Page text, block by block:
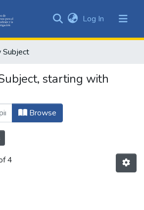
&
All of DSpace
Log In (current)
Subject
starting with
Browse
4